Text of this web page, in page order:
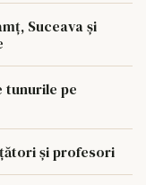
Suceava și
tunurile pe
și profesori